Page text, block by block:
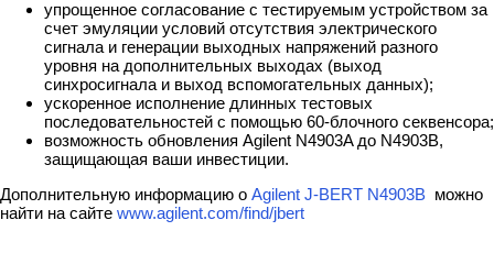
упрощенное согласование с тестируемым устройством за
счет эмуляции условий отсутствия электрического
сигнала и генерации выходных напряжений разного
уровня на дополнительных выходах (выход
синхросигнала и выход вспомогательных данных);
ускоренное исполнение длинных тестовых
последовательностей с помощью 60-блочного секвенсора;
возможность обновления Agilent N4903A до N4903B,
защищающая ваши инвестиции.
Дополнительную информацию о Agilent J-BERT N4903B можно
найти на сайте www.agilent.com/find/jbert